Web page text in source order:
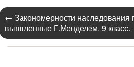
← Закономерности наследования
выявленные Г.Менделем. 9 класс.